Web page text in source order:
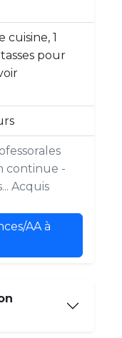
cuisine, 1
pour
continue -
Acquis
AA à